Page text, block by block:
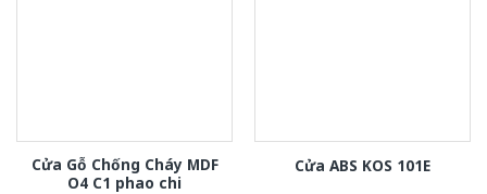
Cửa Gỗ Chống Cháy MDF
O4 C1 phao chi
Cửa ABS KOS 101E